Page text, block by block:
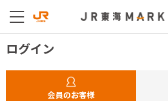
ログイン
会員のお客様